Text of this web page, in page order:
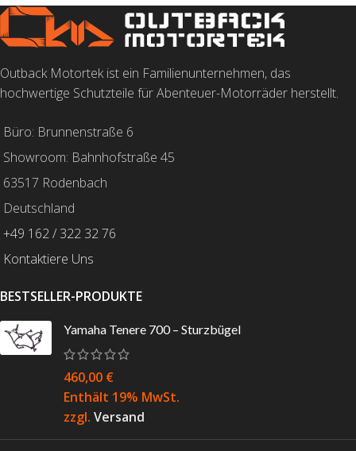
Outback Motortek ist ein Familienunternehmen, das
hochwertige Schutzteile für Abenteuer-Motorräder herstellt.
Büro: Brunnenstraße 6
Showroom: Bahnhofstraße 45
63517 Rodenbach
Deutschland
+49 162 / 322 32 76
Kontaktiere Uns
BESTSELLER-PRODUKTE
Yamaha Tenere 700 – Sturzbügel
460,00 €
Enthält 19% MwSt.
zzgl. Versand